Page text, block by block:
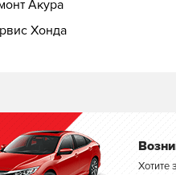
Акура
Хонда
Хотите